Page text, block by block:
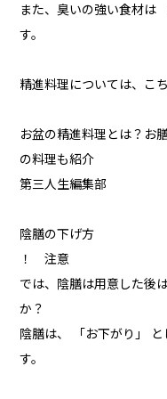
また、臭いの強い食材は
す。
精進料理については、こ
お盆の精進料理とは？お
の料理も紹介
第三人生編集部
陰膳の下げ方
！ 注意
では、陰膳は用意した後
か？
陰膳は、 「お下がり」
す。